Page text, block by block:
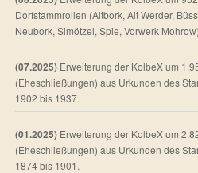
Dorfstammrollen (Altbork, Alt Werder,
Neubork, Simötzel, Spie, Vorwerk
(07.2025) Erweiterung der KolbeX um
(Eheschließungen) aus Urkunden des
1902 bis 1937.
(01.2025) Erweiterung der KolbeX um
(Eheschließungen) aus Urkunden des
1874 bis 1901.